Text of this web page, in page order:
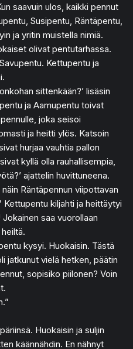
saavuin ulos, kaikki pennut
Susipentu, Räntäpentu,
ja yritin muistella nimiä.
olivat pentutarhassa.
Kettupentu ja
sittenkään?’ lisäsin
ja Aamupentu toivat
joka seisoi
ja heitti ylös. Katsoin
hurjaa vauhtia pallon
kyllä olla rauhallisempia,
ajattelin huvittuneena.
Räntäpennun viipottavan
Kettupentu kiljahti ja heittäytyi
saa vuorollaan
kysyi. Huokaisin. Tästä
jatkunut vielä hetken, päätin
sopisiko piilonen? Voin
Huokaisin ja suljin
käännähdin. En nähnyt